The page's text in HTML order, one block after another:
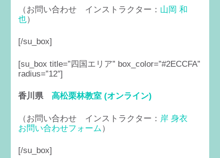
（お問い合わせ インストラクター： 山岡 和
也）
[/su_box]
[su_box title=”四国エリア” box_color=”#2ECCFA”
radius=”12″]
香川県高松栗林教室 (オンライン)
（お問い合わせ インストラクター： 岸 身衣
お問い合わせフォーム ）
[/su_box]